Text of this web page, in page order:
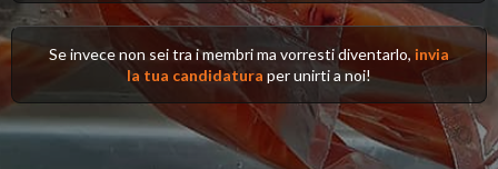
Se invece non sei tra i membri ma vorresti diventarlo, invia
la tua candidatura per unirti a noi!